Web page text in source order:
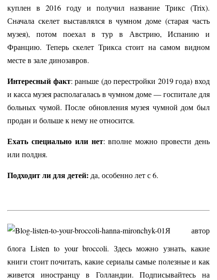
куплен в 2016 году и получил название Трикс (Trix).
Сначала скелет выставлялся в чумном доме (старая часть
музея), потом поехал в тур в Австрию, Испанию и
Францию. Теперь скелет Трикса стоит на самом видном
месте в зале динозавров.
Интересный факт: раньше (до перестройки 2019 года) вход
и касса музея располагалась в чумном доме— госпитале для
больных чумой. После обновления музея чумной дом был
продан и больше к нему не относится.
Ехать специально или нет: вполне можно провести день
или полдня.
Подходит ли для детей: да, особенно лет с 6.
Я автор
блога Listen to your broccoli. Здесь можно узнать, какие
книги стоит почитать, какие сериалы самые полезные и как
живется иностранцу в Голландии. Подписывайтесь на